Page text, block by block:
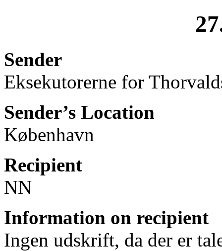
Sender
Eksekutorerne for
Sender’s Location
København
Recipient
NN
Information on recipient
Ingen udskrift, da der er